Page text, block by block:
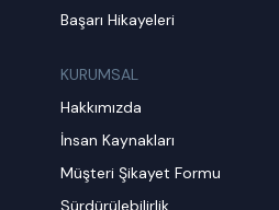
Başarı Hikayeleri
KURUMSAL
Hakkımızda
İnsan Kaynakları
Müşteri Şikayet Formu
Sürdürülebilirlik